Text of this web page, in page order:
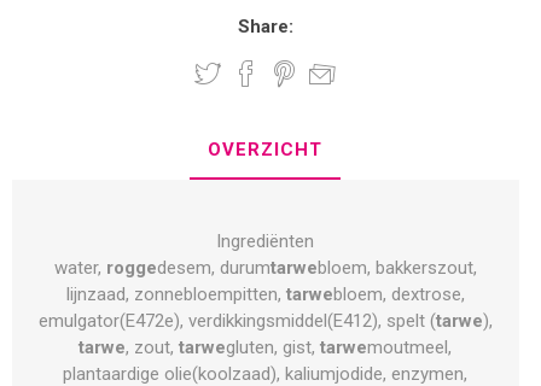
Share:
OVERZICHT
Ingrediënten
water, roggedesem, durumtarwebloem, bakkerszout,
lijnzaad, zonnebloempitten, tarwebloem, dextrose,
emulgator(E472e), verdikkingsmiddel(E412), spelt (tarwe),
tarwe, zout,tarwegluten, gist,tarwemoutmeel,
plantaardige olie(koolzaad), kaliumjodide, enzymen,